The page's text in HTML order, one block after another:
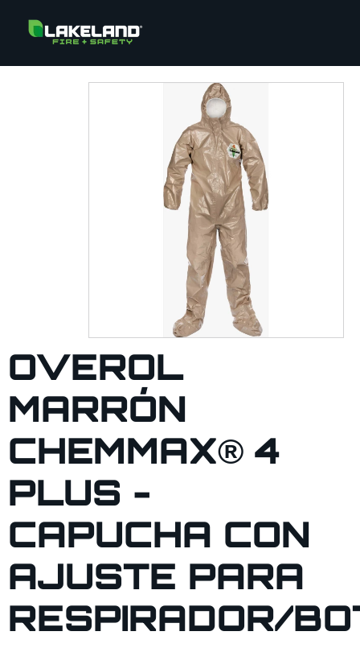
OVEROL
MARRÓN
CHEMMAX® 4
PLUS -
CAPUCHA CON
AJUSTE PARA
RESPIRADOR/